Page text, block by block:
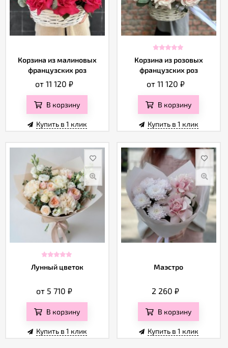
Корзина из малиновых
французских роз
от 11 120 ₽
В корзину
Купить в 1 клик
Корзина из розовых
французских роз
от 11 120 ₽
В корзину
Купить в 1 клик
Лунный цветок
от 5 710 ₽
В корзину
Купить в 1 клик
Маэстро
2 260₽
В корзину
Купить в 1 клик